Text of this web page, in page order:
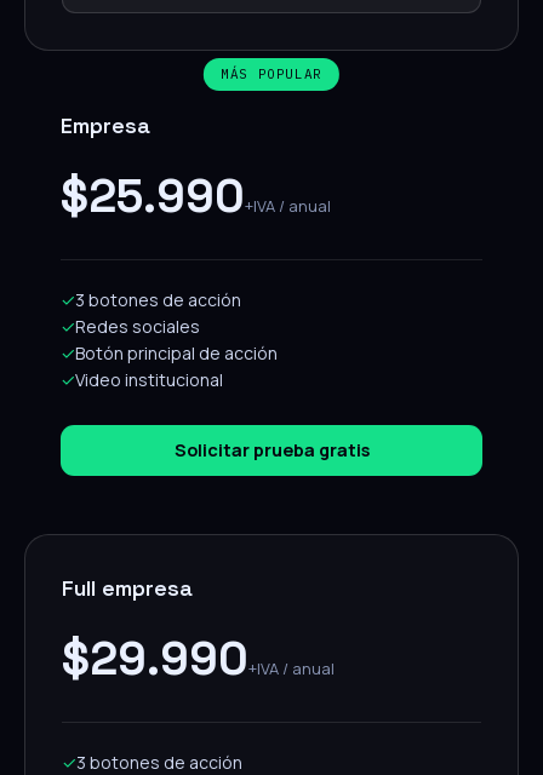
MÁS POPULAR
Empresa
$25.990+IVA / anual
✓3 botones de acción
✓Redes sociales
✓Botón principal de acción
✓Video institucional
Solicitar prueba gratis
Full empresa
$29.990+IVA / anual
✓3 botones de acción